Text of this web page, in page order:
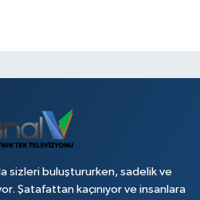
sizleri buluştururken, sadelik ve
Şatafattan kaçınıyor ve insanlara